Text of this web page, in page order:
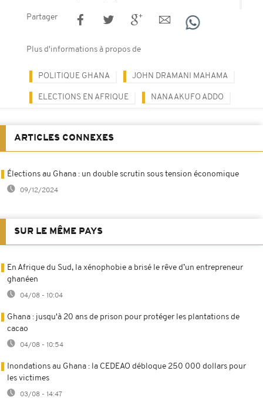
Partager
Plus d'informations à propos de
POLITIQUE GHANA JOHN DRAMANI MAHAMA
ELECTIONS EN AFRIQUE NANA AKUFO ADDO
ARTICLES CONNEXES
Élections au Ghana : un double scrutin sous tension économique
09/12/2024
SUR LE MÊME PAYS
En Afrique du Sud, la xénophobie a brisé le rêve d’un entrepreneur
ghanéen
04/08 - 10:04
Ghana : jusqu'à 20 ans de prison pour protéger les plantations de
cacao
04/08 - 10:54
Inondations au Ghana : la CEDEAO débloque 250 000 dollars pour
les victimes
03/08 - 14:47